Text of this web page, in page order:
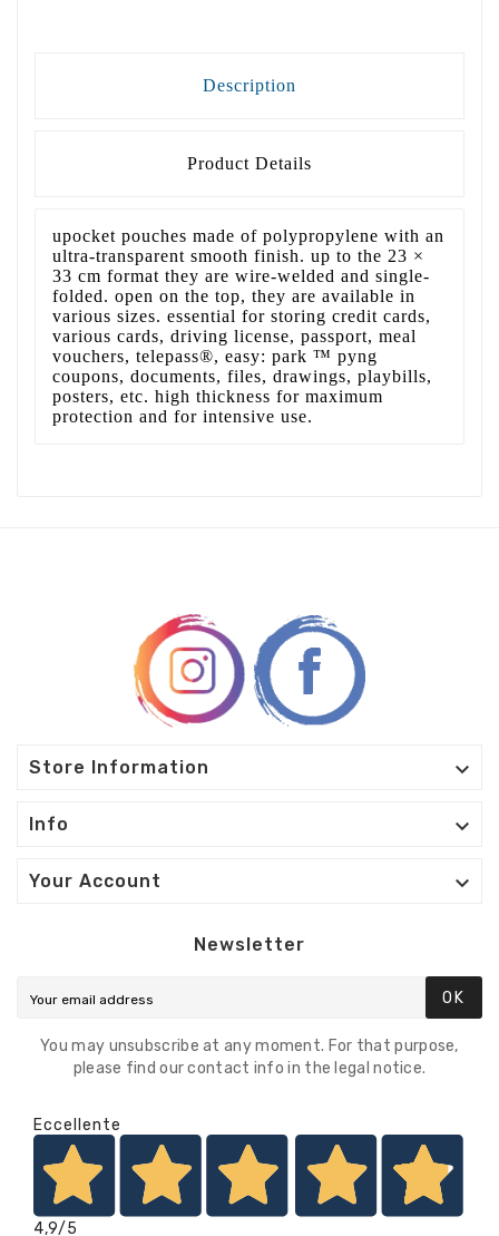
Description
Product Details
upocket pouches made of polypropylene with an
ultra-transparent smooth finish. up to the 23 ×
33 cm format they are wire-welded and single-
folded. open on the top, they are available in
various sizes. essential for storing credit cards,
various cards, driving license, passport, meal
vouchers, telepass®, easy: park ™ pyng
coupons, documents, files, drawings, playbills,
posters, etc. high thickness for maximum
protection and for intensive use.
Store Information 
Info 
Your Account 
Newsletter
OK
You may unsubscribe at any moment. For that purpose,
please find our contact info in the legal notice.
Eccellente
4,9/5